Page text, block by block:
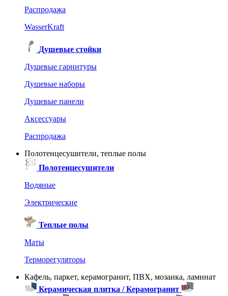
Распродажа
WasserKraft
Душевые стойки
Душевые гарнитуры
Душевые наборы
Душевые панели
Аксессуары
Распродажа
Полотенцесушители, теплые полы
Полотенцесушители
Водяные
Электрические
Теплые полы
Маты
Терморегуляторы
Кафель, паркет, керамогранит, ПВХ, мозаика, ламинат
Керамическая плитка / Керамогранит